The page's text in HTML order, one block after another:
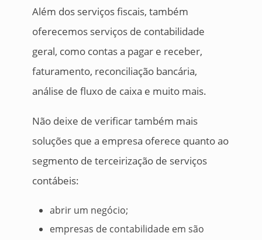
Além dos serviços fiscais, também
oferecemos serviços de contabilidade
geral, como contas a pagar e receber,
faturamento, reconciliação bancária,
análise de fluxo de caixa e muito mais.
Não deixe de verificar também mais
soluções que a empresa oferece quanto ao
segmento de terceirização de serviços
contábeis:
abrir um negócio;
empresas de contabilidade em são